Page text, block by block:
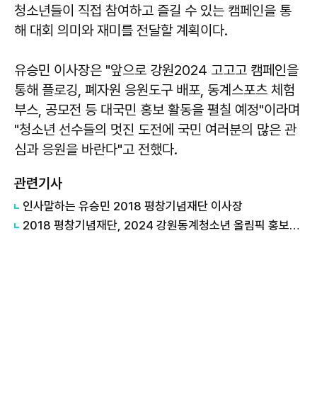
청소년들이 직접 참여하고 즐길 수 있는 캠페인을 통
해 대회 의미와 재미를 전달할 계획이다.
유승민 이사장은 "앞으로 강원2024 고고고 캠페인을
통해 플로깅, 폐자원 응원도구 배포, 동계스포츠 체험
부스, 공모전 등 대국민 홍보 활동을 펼칠 예정"이라며
"청소년 선수들의 멋진 도전에 국민 여러분의 많은 관
심과 응원을 바란다"고 전했다.
관련기사
인사말하는 유승민 2018 평창기념재단 이사장
2018 평창기념재단, 2024 강원동계청소년 올림픽 홍보행사 개최